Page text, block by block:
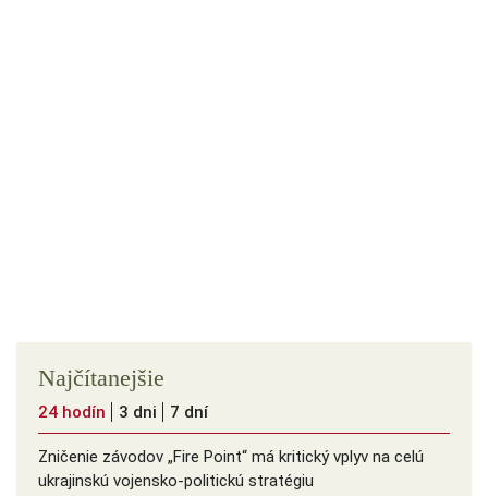
Najčítanejšie
24 hodín 3 dni 7 dní
Zničenie závodov „Fire Point“ má kritický vplyv na celú
ukrajinskú vojensko-politickú stratégiu